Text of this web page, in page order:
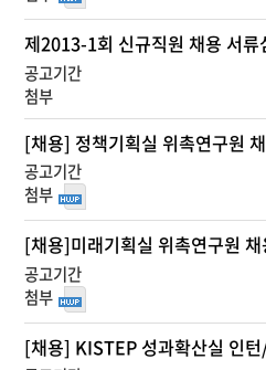
첨
부
파
일,
조
회
수
제2013-1회 신규직원 채용 서류
[채용] 정책기획실 위촉연구원
[채용]미래기획실 위촉연구원 채
[채용] KISTEP 성과확산실 인